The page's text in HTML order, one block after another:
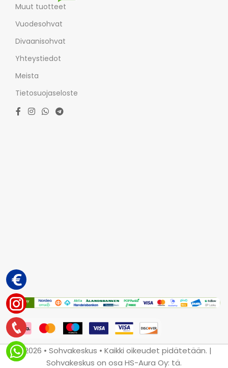
Muut tuotteet
Vuodesohvat
Divaanisohvat
Yhteystiedot
Meista
Tietosuojaseloste
© 2026 • Sohvakeskus • Kaikki oikeudet pidätetään. |
Sohvakeskus on osa HS-Aura Oy: tä.